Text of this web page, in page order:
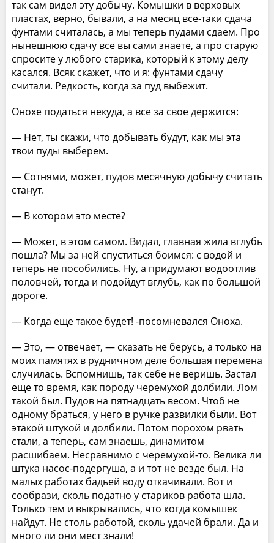
так сам видел эту добычу. Комышки в верховых
пластах, верно, бывали, а на месяц все-таки сдача
фунтами считалась, а мы теперь пудами сдаем. Про
нынешнюю сдачу все вы сами знаете, а про старую
спросите у любого старика, который к этому делу
касался. Всяк скажет, что и я: фунтами сдачу
считали. Редкость, когда за пуд выбежит.
Онохе податься некуда, а все за свое держится:
— Нет, ты скажи, что добывать будут, как мы эта
твои пуды выберем.
— Сотнями, может, пудов месячную добычу считать
станут.
— В котором это месте?
— Может, в этом самом. Видал, главная жила вглубь
пошла? Мы за ней спуститься боимся: с водой и
теперь не пособились. Ну, а придумают водоотлив
половчей, тогда и подойдут вглубь, как по большой
дороге.
— Когда еще такое будет! -посомневался Оноха.
— Это, — отвечает, — сказать не берусь, а только на
моих памятях в рудничном деле большая перемена
случилась. Вспомнишь, так себе не веришь. Застал
еще то время, как породу черемухой долбили. Лом
такой был. Пудов на пятнадцать весом. Чтоб не
одному браться, у него в ручке развилки были. Вот
этакой штукой и долбили. Потом порохом рвать
стали, а теперь, сам знаешь, динамитом
расшибаем. Несравнимо с черемухой-то. Велика ли
штука насос-подергуша, а и тот не везде был. На
малых работах бадьей воду откачивали. Вот и
сообрази, сколь податно у стариков работа шла.
Только тем и выкрывались, что когда комышек
найдут. Не столь работой, сколь удачей брали. Да и
много ли они мест знали!